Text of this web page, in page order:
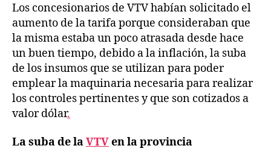
Los concesionarios de VTV habían solicitado el
aumento de la tarifa porque consideraban que
la misma estaba un poco atrasada desde hace
un buen tiempo, debido a la inflación, la suba
de los insumos que se utilizan para poder
emplear la maquinaria necesaria para realizar
los controles pertinentes y que son cotizados a
valor dólar.
La suba de laVTVen la provincia